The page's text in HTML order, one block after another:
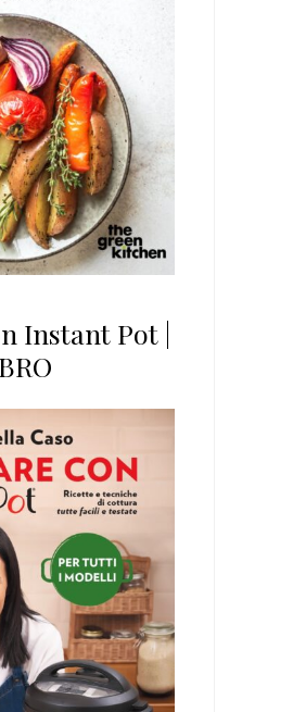
Instant Pot |